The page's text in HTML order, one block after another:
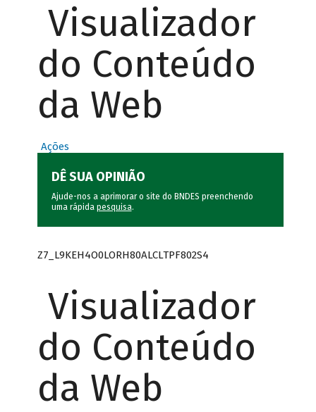
Visualizador
do Conteúdo
da Web
Ações
DÊ SUA OPINIÃO
Ajude-nos a aprimorar o site do BNDES preenchendo
uma rápida pesquisa.
Z7_L9KEH4O0LORH80ALCLTPF802S4
Visualizador
do Conteúdo
da Web